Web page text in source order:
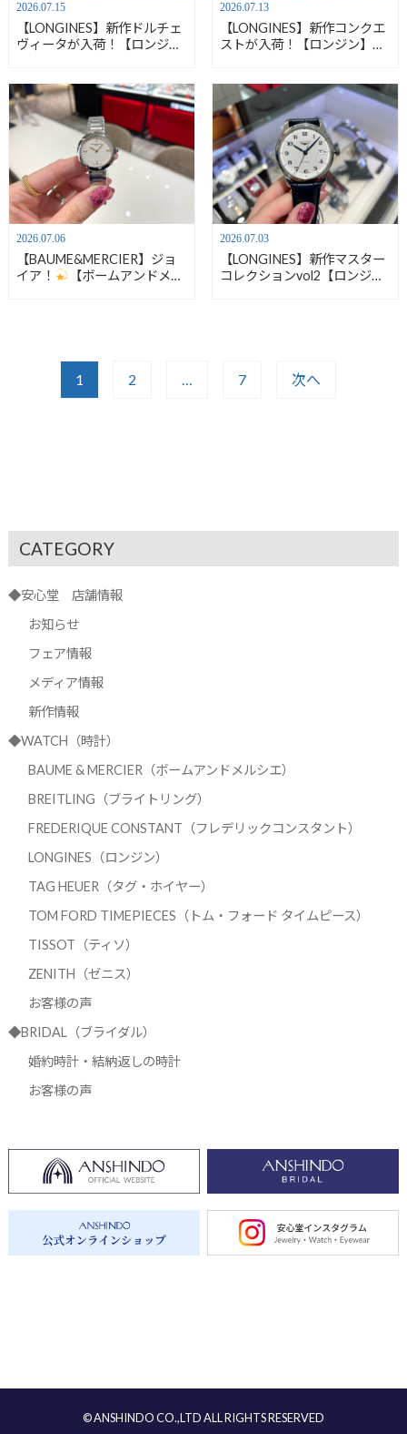
2026.07.15
【LONGINES】新作ドルチェ
ヴィータが入荷！【ロンジ
2026.07.13
【LONGINES】新作コンクエ
ストが入荷！【ロンジン】
2026.07.06
【BAUME&MERCIER】ジョ
イア！
【ボームアンドメル
2026.07.03
【LONGINES】新作マスター
コレクションvol2【ロンジ
1 2 … 7 次へ
CATEGORY
◆安心堂 店舗情報
お知らせ
フェア情報
メディア情報
新作情報
◆WATCH（時計）
BAUME & MERCIER（ボームアンドメルシエ）
BREITLING（ブライトリング）
FREDERIQUE CONSTANT（フレデリックコンスタント）
LONGINES（ロンジン）
TAG HEUER（タグ・ホイヤー）
TOM FORD TIMEPIECES（トム・フォード タイムピース）
TISSOT（ティソ）
ZENITH（ゼニス）
お客様の声
◆BRIDAL（ブライダル）
婚約時計・結納返しの時計
お客様の声
© ANSHINDO CO.,LTD ALL RIGHTS RESERVED